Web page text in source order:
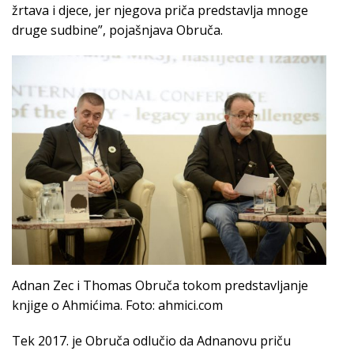
žrtava i djece, jer njegova priča predstavlja mnoge
druge sudbine”, pojašnjava Obruča.
Adnan Zec i Thomas Obruča tokom predstavljanje
knjige o Ahmićima. Foto: ahmici.com
Tek 2017. je Obruča odlučio da Adnanovu priču